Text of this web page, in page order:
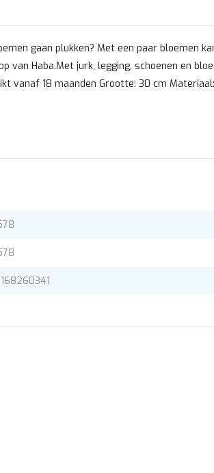
gaan plukken? Met een paar bloemen
van Haba.Met jurk, legging, schoenen en
vanaf 18 maanden Grootte: 30 cm